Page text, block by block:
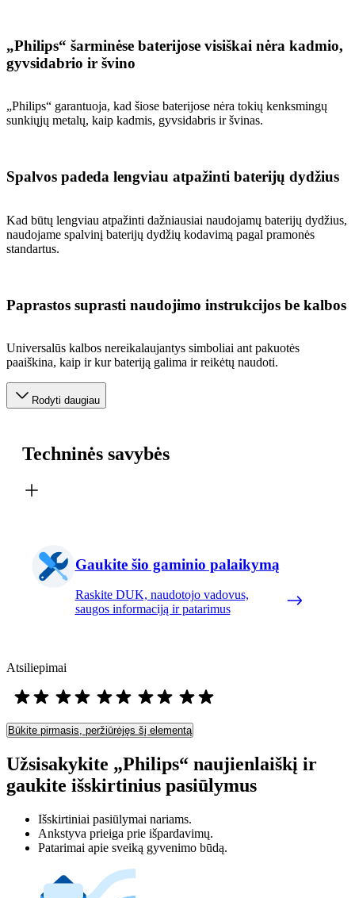
„Philips“ šarminėse baterijose visiškai nėra kadmio,
gyvsidabrio ir švino
„Philips“ garantuoja, kad šiose baterijose nėra tokių kenksmingų
sunkiųjų metalų, kaip kadmis, gyvsidabris ir švinas.
Spalvos padeda lengviau atpažinti baterijų dydžius
Kad būtų lengviau atpažinti dažniausiai naudojamų baterijų dydžius,
naudojame spalvinį baterijų dydžių kodavimą pagal pramonės
standartus.
Paprastos suprasti naudojimo instrukcijos be kalbos
Universalūs kalbos nereikalaujantys simboliai ant pakuotės
paaiškina, kaip ir kur bateriją galima ir reikėtų naudoti.
Rodyti daugiau
Techninės savybės
Gaukite šio gaminio palaikymą
Raskite DUK, naudotojo vadovus,
saugos informaciją ir patarimus
Atsiliepimai
Būkite pirmasis, peržiūrėjęs šį elementą
Užsisakykite „Philips“ naujienlaiškį ir
gaukite išskirtinius pasiūlymus
Išskirtiniai pasiūlymai nariams.
Ankstyva prieiga prie išpardavimų.
Patarimai apie sveiką gyvenimo būdą.